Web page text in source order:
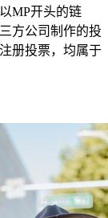
MP开头的链
方公司制作的投
册投票，均属于